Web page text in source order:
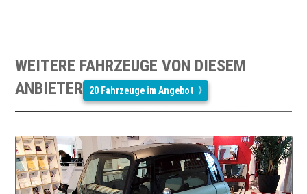
WEITERE FAHRZEUGE VON DIESEM
ANBIETER 20 Fahrzeuge im Angebot